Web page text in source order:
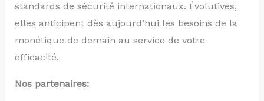
standards de sécurité internationaux. Évolutives,
elles anticipent dès aujourd’hui les besoins de la
monétique de demain au service de votre
efficacité.
Nos partenaires: